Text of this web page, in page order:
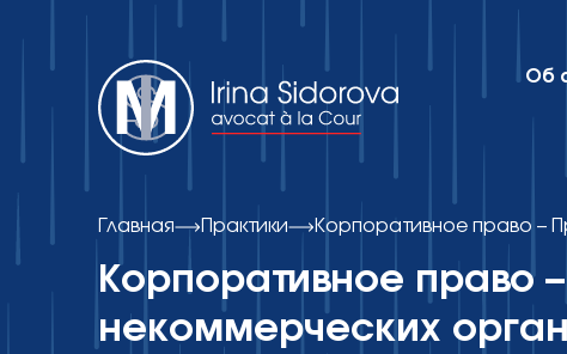
Об адвокатском кабинете
Практики
Об
Главная Практики Корпоративное право –
Корпоративное право
некоммерческих